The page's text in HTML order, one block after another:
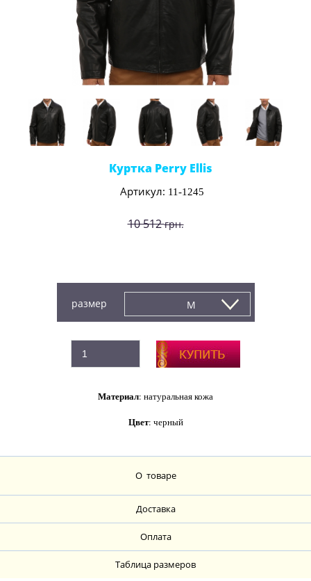
Куртка Perry Ellis
Артикул: 11-1245
10 512грн.
размер M
Материал: натуральная кожа
Цвет: черный
О товаре
Доставка
Оплата
Таблица размеров